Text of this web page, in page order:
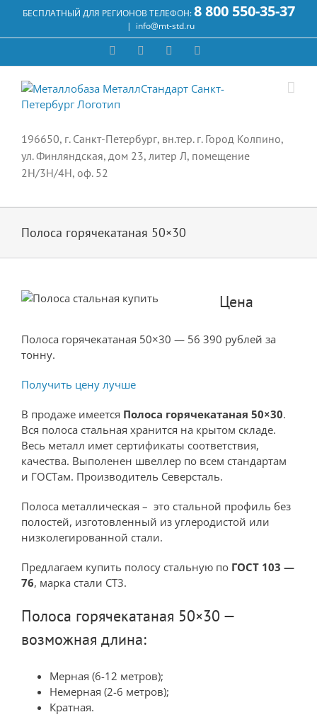
content
БЕСПЛАТНЫЙ ДЛЯ РЕГИОНОВ ТЕЛЕФОН:8 800 550-35-37
| info@mt-std.ru
WhatsApp Email
196650, г. Санкт-Петербург, вн.тер. г. Город Колпино,
ул. Финляндская, дом 23, литер Л, помещение
2Н/3Н/4Н, оф. 52
Полоса горячекатаная 50×30
Цена
Полоса горячекатаная 50×30 — 56 390 рублей за
тонну.
Получить цену лучше
В продаже имеется Полоса горячекатаная 50×30.
Вся полоса стальная хранится на крытом складе.
Весь металл имет сертификаты соответствия,
качества. Выполенен швеллер по всем стандартам
и ГОСТам. Производитель Северсталь.
Полоса металлическая – это стальной профиль без
полостей, изготовленный из углеродистой или
низколегированной стали.
Предлагаем купить полосу стальную по ГОСТ 103 —
76, марка стали СТ3.
Полоса горячекатаная 50×30 —
возможная длина:
Мерная (6-12 метров);
Немерная (2-6 метров);
Кратная.